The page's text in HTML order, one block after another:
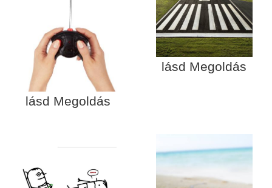
lásd Megoldás
lásd Megoldás